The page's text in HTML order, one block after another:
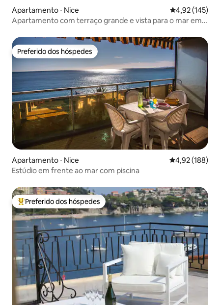
Apartamento ⋅ Nice 4,92 de uma
4,92 (145)
Apartamento com terraço grande e vista para o mar em
Preferido dos hóspedes
Preferido dos hóspedes
Apartamento ⋅ Nice 4,92 de uma
4,92 (188)
Estúdio em frente ao mar com piscina
Entre os melhores preferidos dos hóspedes
Preferido dos hóspedes